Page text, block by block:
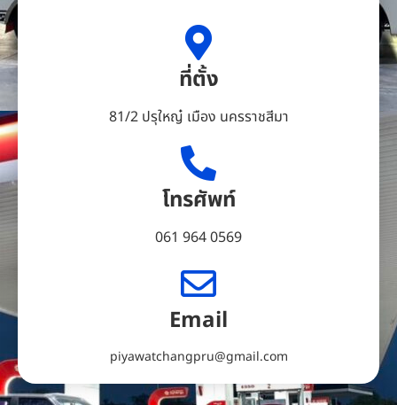
ที่ตั้ง
81/2 ปรุใหญ๋ เมือง นครราชสีมา
โทรศัพท์
061 964 0569
Email
piyawatchangpru@gmail.com